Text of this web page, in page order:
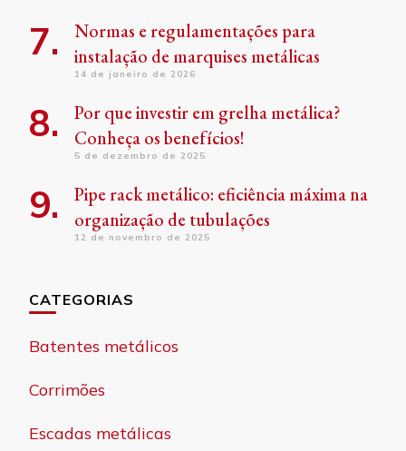
Normas e regulamentações para
instalação de marquises metálicas
14 de janeiro de 2026
Por que investir em grelha metálica?
Conheça os benefícios!
5 de dezembro de 2025
Pipe rack metálico: eficiência máxima na
organização de tubulações
12 de novembro de 2025
CATEGORIAS
Batentes metálicos
Corrimões
Escadas metálicas